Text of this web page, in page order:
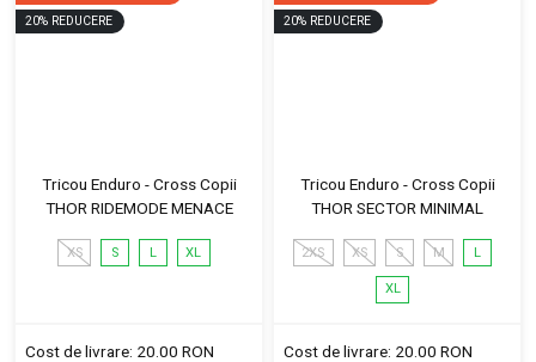
20% REDUCERE
Tricou Enduro - Cross Copii
THOR RIDEMODE MENACE
XS S L XL
Cost de livrare: 20.00 RON
20% REDUCERE
Tricou Enduro - Cross Copii
THOR SECTOR MINIMAL
2XS XS S M L
XL
Cost de livrare: 20.00 RON